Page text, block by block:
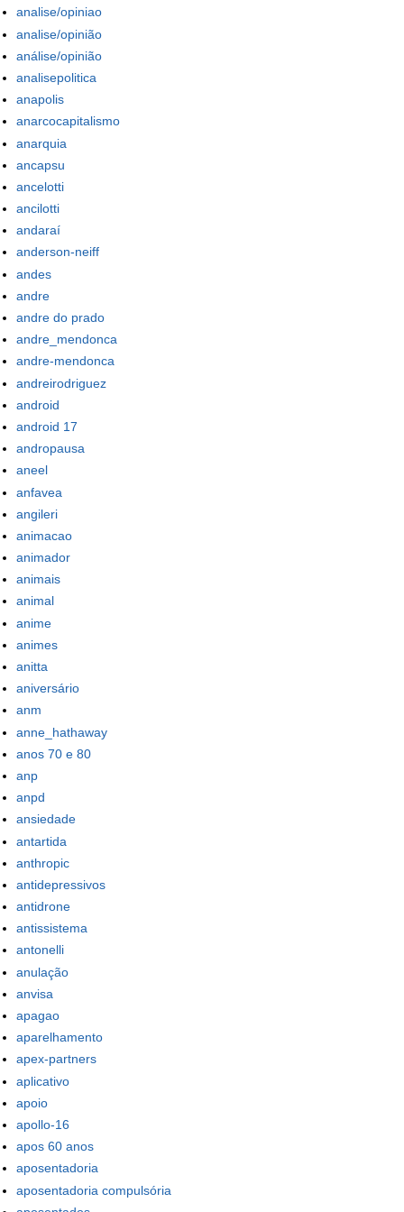
analise/opiniao
analise/opinião
análise/opinião
analisepolitica
anapolis
anarcocapitalismo
anarquia
ancapsu
ancelotti
ancilotti
andaraí
anderson-neiff
andes
andre
andre do prado
andre_mendonca
andre-mendonca
andreirodriguez
android
android 17
andropausa
aneel
anfavea
angileri
animacao
animador
animais
animal
anime
animes
anitta
aniversário
anm
anne_hathaway
anos 70 e 80
anp
anpd
ansiedade
antartida
anthropic
antidepressivos
antidrone
antissistema
antonelli
anulação
anvisa
apagao
aparelhamento
apex-partners
aplicativo
apoio
apollo-16
apos 60 anos
aposentadoria
aposentadoria compulsória